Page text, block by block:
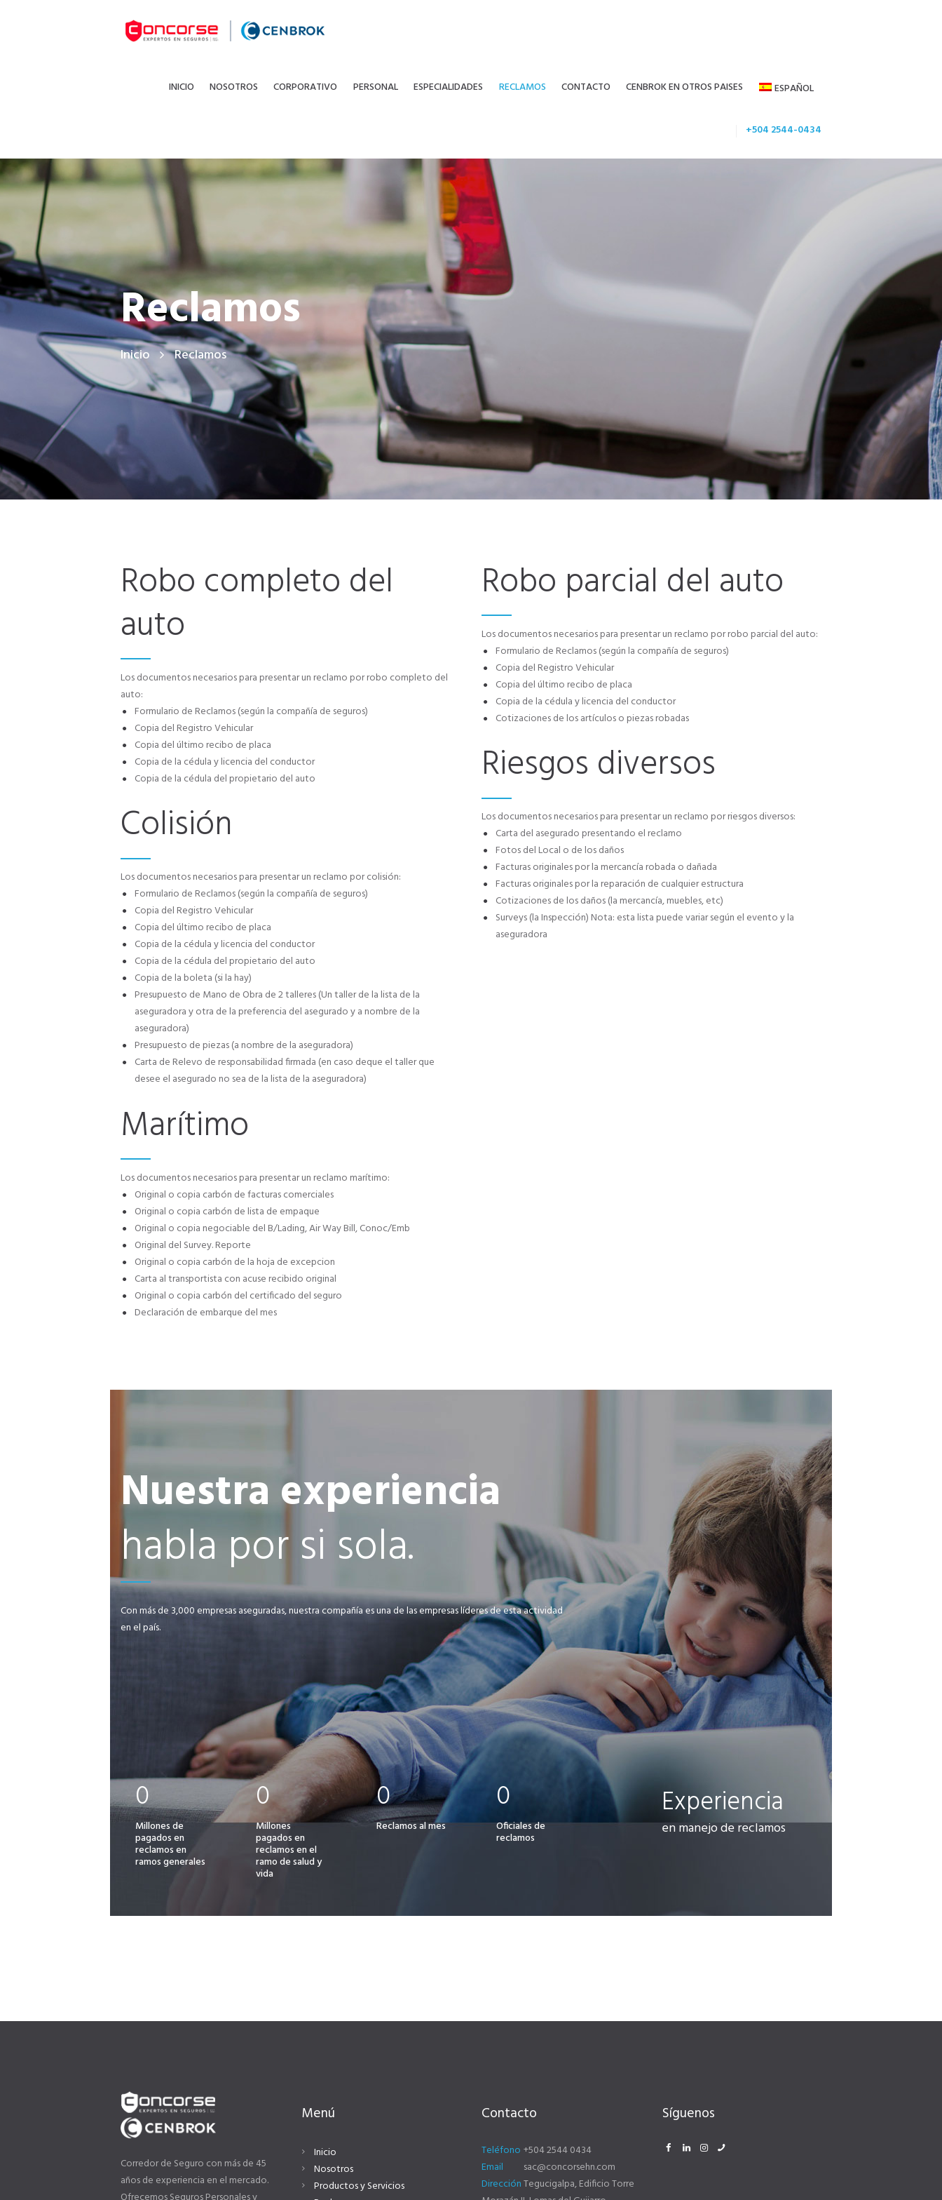
INICIO NOSOTROS CORPORATIVO PERSONAL ESPECIALIDADES RECLAMOS CONTACTO CENBROK EN OTROS PAISES ESPAÑOL
+504 2544-0434
Reclamos
Inicio Reclamos
Robo completo del
auto
Los documentos necesarios para presentar un reclamo por robo completo del
auto:
Formulario de Reclamos (según la compañía de seguros)
Copia del Registro Vehicular
Copia del último recibo de placa
Copia de la cédula y licencia del conductor
Copia de la cédula del propietario del auto
Colisión
Los documentos necesarios para presentar un reclamo por colisión:
Formulario de Reclamos (según la compañía de seguros)
Copia del Registro Vehicular
Copia del último recibo de placa
Copia de la cédula y licencia del conductor
Copia de la cédula del propietario del auto
Copia de la boleta (si la hay)
Presupuesto de Mano de Obra de 2 talleres (Un taller de la lista de la
aseguradora y otra de la preferencia del asegurado y a nombre de la
aseguradora)
Presupuesto de piezas (a nombre de la aseguradora)
Carta de Relevo de responsabilidad firmada (en caso deque el taller que
desee el asegurado no sea de la lista de la aseguradora)
Marítimo
Los documentos necesarios para presentar un reclamo marítimo:
Original o copia carbón de facturas comerciales
Original o copia carbón de lista de empaque
Original o copia negociable del B/Lading, Air Way Bill, Conoc/Emb
Original del Survey. Reporte
Original o copia carbón de la hoja de excepcion
Carta al transportista con acuse recibido original
Original o copia carbón del certificado del seguro
Declaración de embarque del mes
Robo parcial del auto
Los documentos necesarios para presentar un reclamo por robo parcial del auto:
Formulario de Reclamos (según la compañía de seguros)
Copia del Registro Vehicular
Copia del último recibo de placa
Copia de la cédula y licencia del conductor
Cotizaciones de los artículos o piezas robadas
Riesgos diversos
Los documentos necesarios para presentar un reclamo por riesgos diversos:
Carta del asegurado presentando el reclamo
Fotos del Local o de los daños
Facturas originales por la mercancía robada o dañada
Facturas originales por la reparación de cualquier estructura
Cotizaciones de los daños (la mercancía, muebles, etc)
Surveys (la Inspección) Nota: esta lista puede variar según el evento y la
aseguradora
Nuestra experiencia
habla por si sola.
Con más de 3,000 empresas aseguradas, nuestra compañía es una de las empresas líderes de esta actividad
en el país.
0
Millones de
pagados en
reclamos en
ramos generales
0
Millones
pagados en
reclamos en el
ramo de salud y
vida
0
Reclamos al mes
0
Oficiales de
reclamos
Experiencia
en manejo de reclamos
Corredor de Seguro con más de 45
años de experiencia en el mercado.
Menú
Inicio
Nosotros
Productos y Servicios
Contacto
Teléfono +504 2544 0434
Email
sac@concorsehn.com
DirecciónTegucigalpa, Edificio Torre
Síguenos